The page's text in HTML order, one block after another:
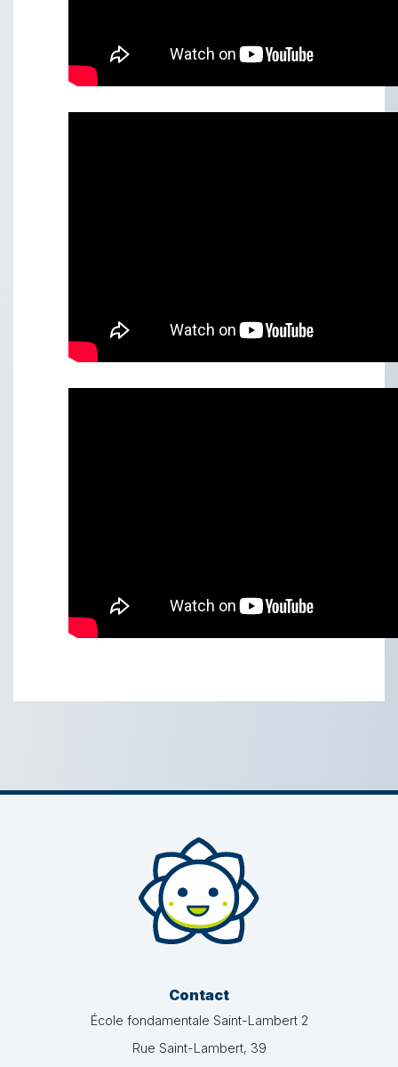
Contact
École fondamentale Saint-Lambert 2
Rue Saint-Lambert, 39